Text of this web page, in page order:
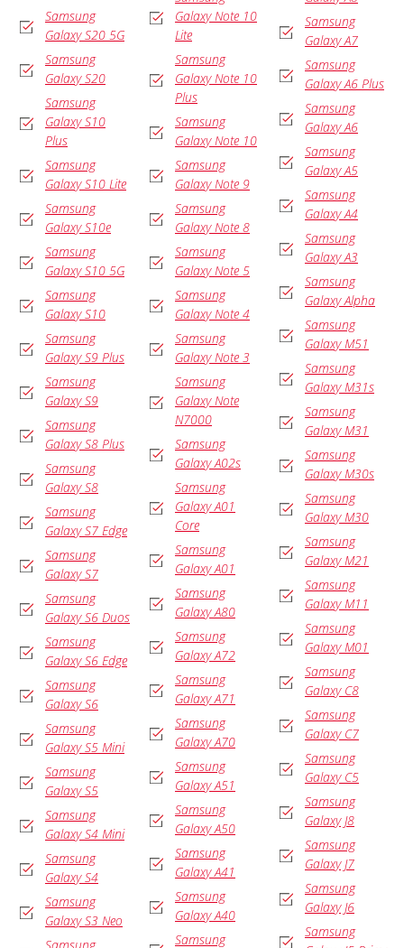
Samsung
Galaxy S20 5G
Samsung
Galaxy S20
Samsung
Galaxy S10
Plus
Samsung
Galaxy S10 Lite
Samsung
Galaxy S10e
Samsung
Galaxy S10 5G
Samsung
Galaxy S10
Samsung
Galaxy S9 Plus
Samsung
Galaxy S9
Samsung
Galaxy S8 Plus
Samsung
Galaxy S8
Samsung
Galaxy S7 Edge
Samsung
Galaxy S7
Samsung
Galaxy S6 Duos
Samsung
Galaxy S6 Edge
Samsung
Galaxy S6
Samsung
Galaxy S5 Mini
Samsung
Galaxy S5
Samsung
Galaxy S4 Mini
Samsung
Galaxy S4
Samsung
Galaxy S3 Neo
Galaxy Note 10
Lite
Samsung
Galaxy Note 10
Plus
Samsung
Galaxy Note 10
Samsung
Galaxy Note 9
Samsung
Galaxy Note 8
Samsung
Galaxy Note 5
Samsung
Galaxy Note 4
Samsung
Galaxy Note 3
Samsung
Galaxy Note
N7000
Samsung
Galaxy A02s
Samsung
Galaxy A01
Core
Samsung
Galaxy A01
Samsung
Galaxy A80
Samsung
Galaxy A72
Samsung
Galaxy A71
Samsung
Galaxy A70
Samsung
Galaxy A51
Samsung
Galaxy A50
Samsung
Galaxy A41
Samsung
Galaxy A40
Samsung
Samsung
Galaxy A7
Samsung
Galaxy A6 Plus
Samsung
Galaxy A6
Samsung
Galaxy A5
Samsung
Galaxy A4
Samsung
Galaxy A3
Samsung
Galaxy Alpha
Samsung
Galaxy M51
Samsung
Galaxy M31s
Samsung
Galaxy M31
Samsung
Galaxy M30s
Samsung
Galaxy M30
Samsung
Galaxy M21
Samsung
Galaxy M11
Samsung
Galaxy M01
Samsung
Galaxy C8
Samsung
Galaxy C7
Samsung
Galaxy C5
Samsung
Galaxy J8
Samsung
Galaxy J7
Samsung
Galaxy J6
Samsung